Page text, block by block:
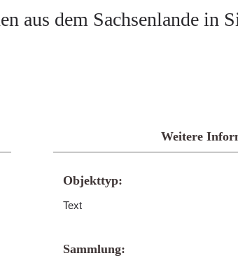
aus dem Sachsenlande in
Weitere
Objekttyp:
Text
Sammlung: